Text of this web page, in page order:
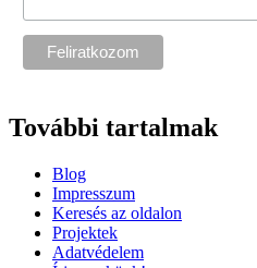
További tartalmak
Blog
Impresszum
Keresés az oldalon
Projektek
Adatvédelem